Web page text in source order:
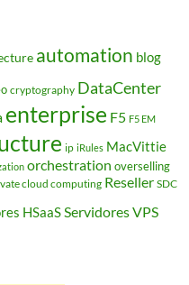
automation blog
cryptography DataCenter
enterprise F5 F5 EM
ip iRules MacVittie
orchestration overselling
cloud computing Reseller SDC
HSaaSServidores VPS